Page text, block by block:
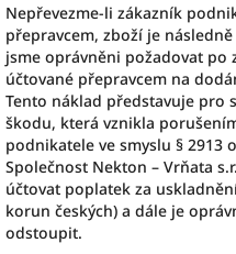
Nepřevezme-li zákazník
přepravcem, zboží je
jsme oprávněni požadovat
účtované přepravcem na
Tento náklad představuje pro
škodu, která vznikla
podnikatele ve smyslu § 2913
Společnost Nekton – Vrňata
účtovat poplatek za
korun českých) a dále je
odstoupit.